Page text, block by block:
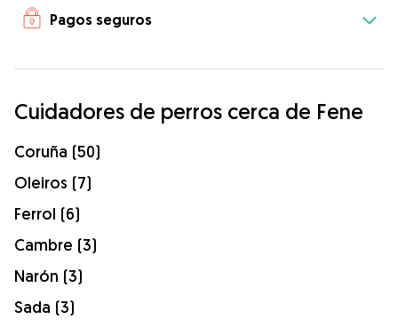
Pagos seguros
Cuidadores de perros cerca de Fene
Coruña (50)
Oleiros (7)
Ferrol (6)
Cambre (3)
Narón (3)
Sada (3)